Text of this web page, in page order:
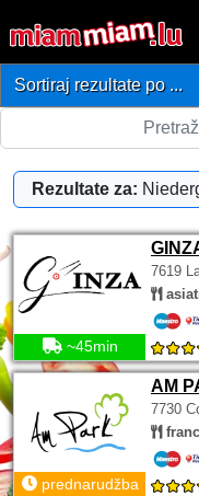
Rezultate za:
7619
~45min
AM
7730
prednarudžba